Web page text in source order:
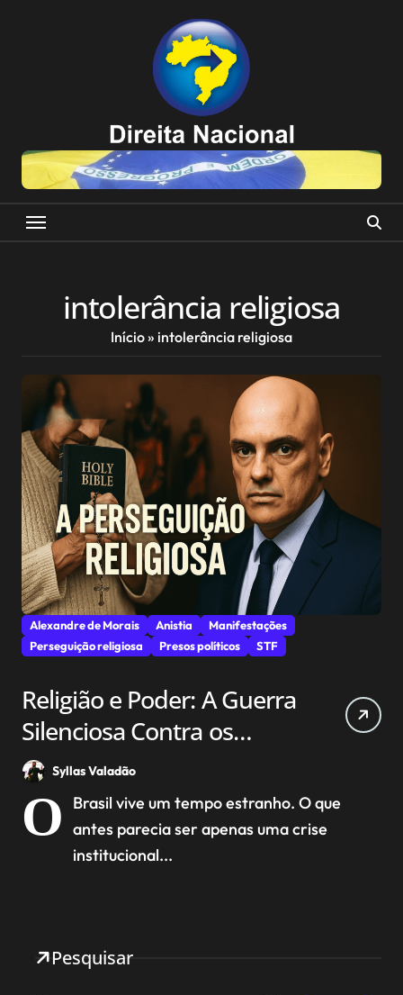
intolerância religiosa
Início» intolerância religiosa
Alexandre de Morais Anistia
Manifestações
Perseguição religiosa
Presos políticos STF
Religião e Poder: A Guerra
Silenciosa Contra os
Cristãos no Brasil
Syllas Valadão
O
Brasil vive um tempo estranho. O que
antes parecia ser apenas uma crise
institucional...
Pesquisar